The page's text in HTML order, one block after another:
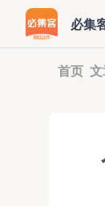
必集
首页